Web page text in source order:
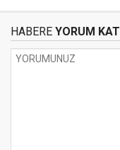
HABERE YORUM KAT